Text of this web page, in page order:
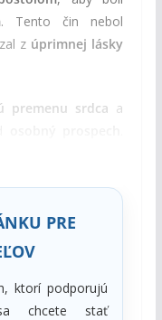
. Tento čin nebol
z úprimnej lásky
premenu srdca a
PRE
ktorí podporujú
chcete stať